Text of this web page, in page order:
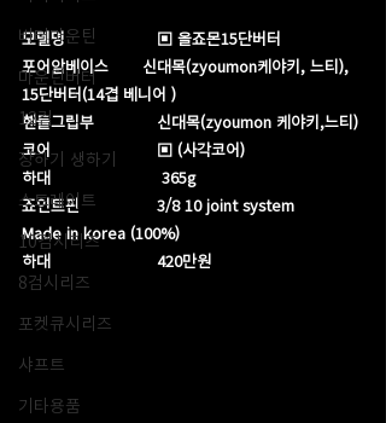
버터마운틴
마운틴버터
12검
장하기 생하기
스트레이트
10검시리즈
8검시리즈
포켓큐시리즈
샤프트
기타용품
모델명                   ▣ 올죠몬15단버터
포어암베이스       신대목(zyoumon케야키, 느티),
15단버터(14겹 베니어 )
핸들그립부             신대목(zyoumon 케야키,느티)
코어                      ▣ (사각코어)
하대                       365g​
죠인트핀                3/8 10 joint system
Made in korea (100%)
하대                      420만원